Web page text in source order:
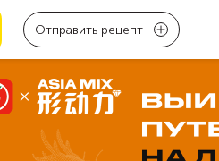
Отправить рецепт